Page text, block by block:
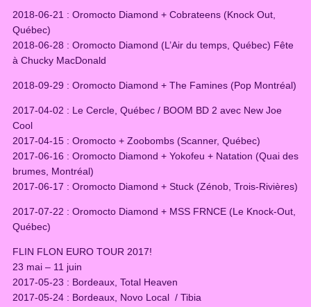
2018-06-21 : Oromocto Diamond + Cobrateens (Knock Out,
Québec)
2018-06-28 : Oromocto Diamond (L’Air du temps, Québec) Fête
à Chucky MacDonald
2018-09-29 : Oromocto Diamond + The Famines (Pop Montréal)
2017-04-02 : Le Cercle, Québec / BOOM BD 2 avec New Joe
Cool
2017-04-15 : Oromocto + Zoobombs (Scanner, Québec)
2017-06-16 : Oromocto Diamond + Yokofeu + Natation (Quai des
brumes, Montréal)
2017-06-17 : Oromocto Diamond + Stuck (Zénob, Trois-Rivières)
2017-07-22 : Oromocto Diamond + MSS FRNCE (Le Knock-Out,
Québec)
FLIN FLON EURO TOUR 2017!
23 mai – 11 juin
2017-05-23 : Bordeaux, Total Heaven
2017-05-24 : Bordeaux, Novo Local / Tibia